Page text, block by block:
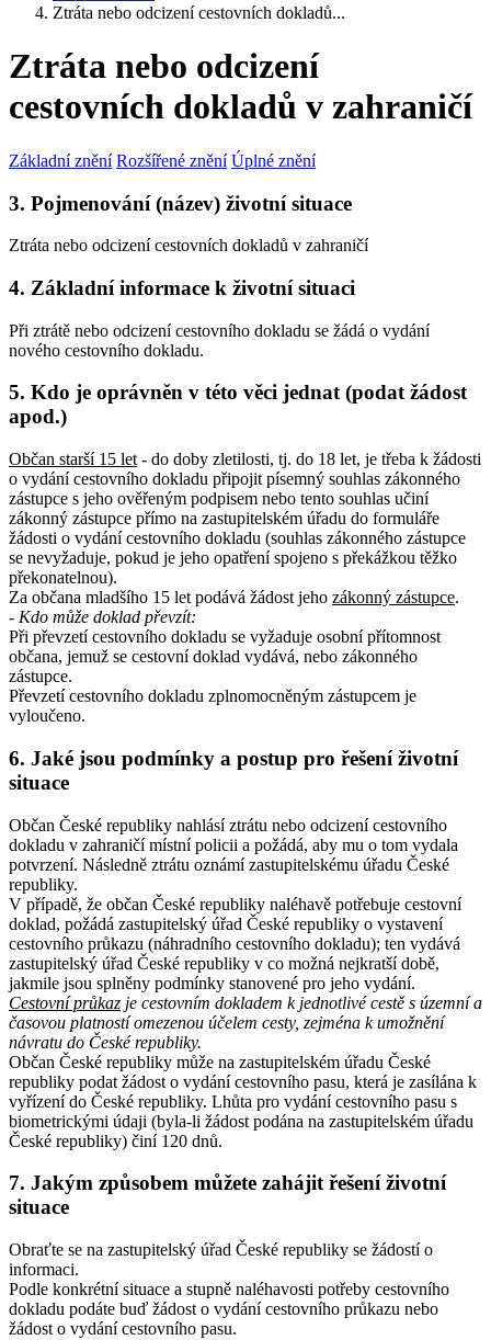
Ztráta nebo odcizení cestovních dokladů...
Ztráta nebo odcizení
cestovních dokladů v zahraničí
Základní znění Rozšířené znění Úplné znění
3. Pojmenování (název) životní situace
Ztráta nebo odcizení cestovních dokladů v zahraničí
4. Základní informace k životní situaci
Při ztrátě nebo odcizení cestovního dokladu se žádá o vydání
nového cestovního dokladu.
5. Kdo je oprávněn v této věci jednat (podat žádost
apod.)
Občan starší 15 let - do doby zletilosti, tj. do 18 let, je třeba k žádosti
o vydání cestovního dokladu připojit písemný souhlas zákonného
zástupce s jeho ověřeným podpisem nebo tento souhlas učiní
zákonný zástupce přímo na zastupitelském úřadu do formuláře
žádosti o vydání cestovního dokladu (souhlas zákonného zástupce
se nevyžaduje, pokud je jeho opatření spojeno s překážkou těžko
překonatelnou).
Za občana mladšího 15 let podává žádost jeho zákonný zástupce.
- Kdo může doklad převzít:
Při převzetí cestovního dokladu se vyžaduje osobní přítomnost
občana, jemuž se cestovní doklad vydává, nebo zákonného
zástupce.
Převzetí cestovního dokladu zplnomocněným zástupcem je
vyloučeno.
6. Jaké jsou podmínky a postup pro řešení životní
situace
Občan České republiky nahlásí ztrátu nebo odcizení cestovního
dokladu v zahraničí místní policii a požádá, aby mu o tom vydala
potvrzení. Následně ztrátu oznámí zastupitelskému úřadu České
republiky.
V případě, že občan České republiky naléhavě potřebuje cestovní
doklad, požádá zastupitelský úřad České republiky o vystavení
cestovního průkazu (náhradního cestovního dokladu); ten vydává
zastupitelský úřad České republiky v co možná nejkratší době,
jakmile jsou splněny podmínky stanovené pro jeho vydání.
Cestovní průkaz je cestovním dokladem k jednotlivé cestě s územní a
časovou platností omezenou účelem cesty, zejména k umožnění
návratu do České republiky.
Občan České republiky může na zastupitelském úřadu České
republiky podat žádost o vydání cestovního pasu, která je zasílána k
vyřízení do České republiky. Lhůta pro vydání cestovního pasu s
biometrickými údaji (byla-li žádost podána na zastupitelském úřadu
České republiky) činí 120 dnů.
7. Jakým způsobem můžete zahájit řešení životní
situace
Obraťte se na zastupitelský úřad České republiky se žádostí o
informaci.
Podle konkrétní situace a stupně naléhavosti potřeby cestovního
dokladu podáte buď žádost o vydání cestovního průkazu nebo
žádost o vydání cestovního pasu.